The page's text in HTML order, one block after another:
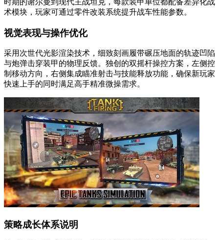
时期的谢尔曼到现代主战坦克，每款装甲单位都配备差异化战
术模块，玩家可通过零件改装系统提升战车性能参数。
视觉表现与操作优化
采用次世代光影渲染技术，细致刻画履带碾压地面的轨迹凹陷
与炮弹击穿装甲的物理反馈。独创的双摇杆操控方案，左侧控
制移动方向，右侧集成瞄准射击与技能释放功能，确保新玩家
快速上手的同时满足高手精准微操需求。
策略成长体系说明